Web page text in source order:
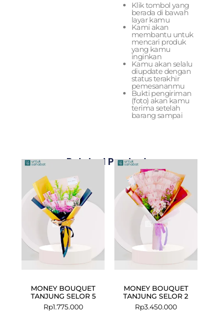
Klik tombol yang
berada di bawah
layar kamu
Kami akan
membantu untuk
mencari produk
yang kamu
inginkan
Kamu akan selalu
diupdate dengan
status terakhir
pemesananmu
Bukti pengiriman
(foto) akan kamu
terima setelah
barang sampai
Related Products
MONEY BOUQUET
TANJUNG SELOR 5
Rp1.775.000
MONEY BOUQUET
TANJUNG SELOR 2
Rp3.450.000